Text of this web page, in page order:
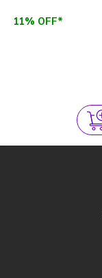
11% OFF*